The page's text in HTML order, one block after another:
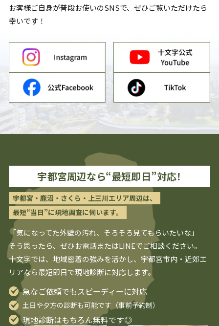
お客様ご自身が普段お使いのSNSで、ぜひご覧いただけたら
幸いです！
宇都宮周辺なら“最短即日”対応！
宇都宮・鹿沼・さくら・上三川エリア周辺は、
最短“当日”に現地調査に伺います。
「気になってた外壁の汚れ、そろそろ見てもらいたいな」
そう思ったら、ぜひお電話またはLINEでご相談ください。
十文字では、地域密着の強みを活かし、 宇都宮市内・近郊エ
リアなら最短即日で現地診断に対応します。
急なご依頼でもスピーディーに対応
土日や夕方の診断も可能です（事前予約制）
現地診断はもちろん無料です◎